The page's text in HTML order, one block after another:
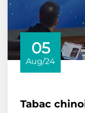
05
Aug/24
Tabac